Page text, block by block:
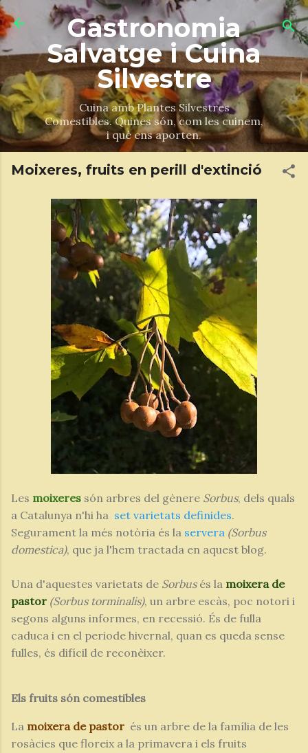
Salta al contingut principal
Gastronomia
Salvatge i Cuina
Silvestre
Cuina amb Plantes Silvestres
Comestibles. Quines són, com les cuinem,
i què ens aporten.
Moixeres, fruits en perill d'extinció
Les moixeres són arbres del gènere Sorbus, dels quals
a Catalunya n'hi ha set varietats definides.
Segurament la més notòria és la servera (Sorbus
domestica), que ja l'hem tractada en aquest blog.
Una d'aquestes varietats de Sorbusés la moixera de
pastor (Sorbus torminalis), un arbre escàs, poc notori i
segons alguns informes, en recessió. És de fulla
caduca i en el periode hivernal, quan es queda sense
fulles, és difícil de reconèixer.
Els fruits són comestibles
La moixera de pastor és un arbre de la família de les
rosàcies que floreix a la primavera i els fruits